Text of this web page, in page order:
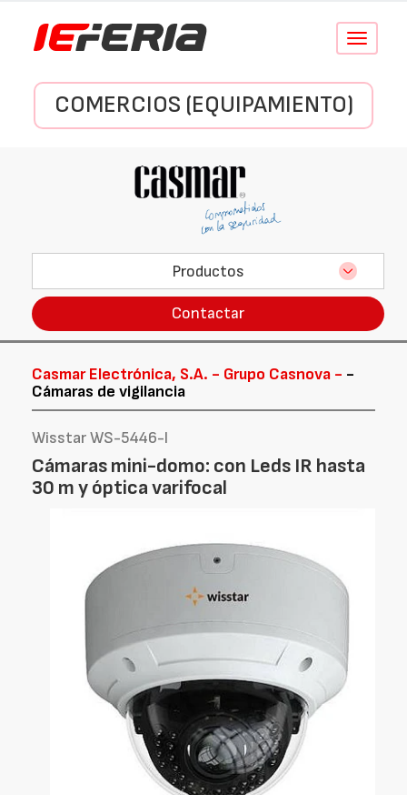
Conmutar
COMERCIOS (EQUIPAMIENTO)
Productos
Contactar
Casmar Electrónica, S.A. - Grupo Casnova - -
Cámaras de vigilancia
Wisstar WS-5446-I
Cámaras mini-domo: con Leds IR hasta
30 m y óptica varifocal